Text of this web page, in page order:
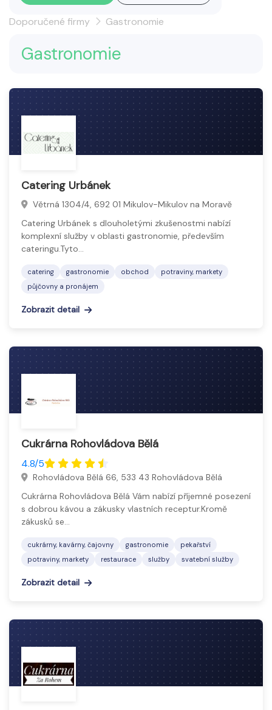
Doporučené firmy Gastronomie
Gastronomie
Catering Urbánek
Větrná 1304/4, 692 01 Mikulov-Mikulov na Moravě
Catering Urbánek s dlouholetými zkušenostmi nabízí
komplexní služby v oblasti gastronomie, především
cateringu.Tyto…
catering gastronomie obchod
potraviny, markety
půjčovny a pronájem
Zobrazit detail
Cukrárna Rohovládova Bělá
4.8/5
Rohovládova Bělá 66, 533 43 Rohovládova Bělá
Cukrárna Rohovládova Bělá Vám nabízí příjemné posezení
s dobrou kávou a zákusky vlastních receptur.Kromě
zákusků se…
cukrárny, kavárny, čajovny gastronomie
pekařství
potraviny, markety
restaurace služby svatební služby
Zobrazit detail